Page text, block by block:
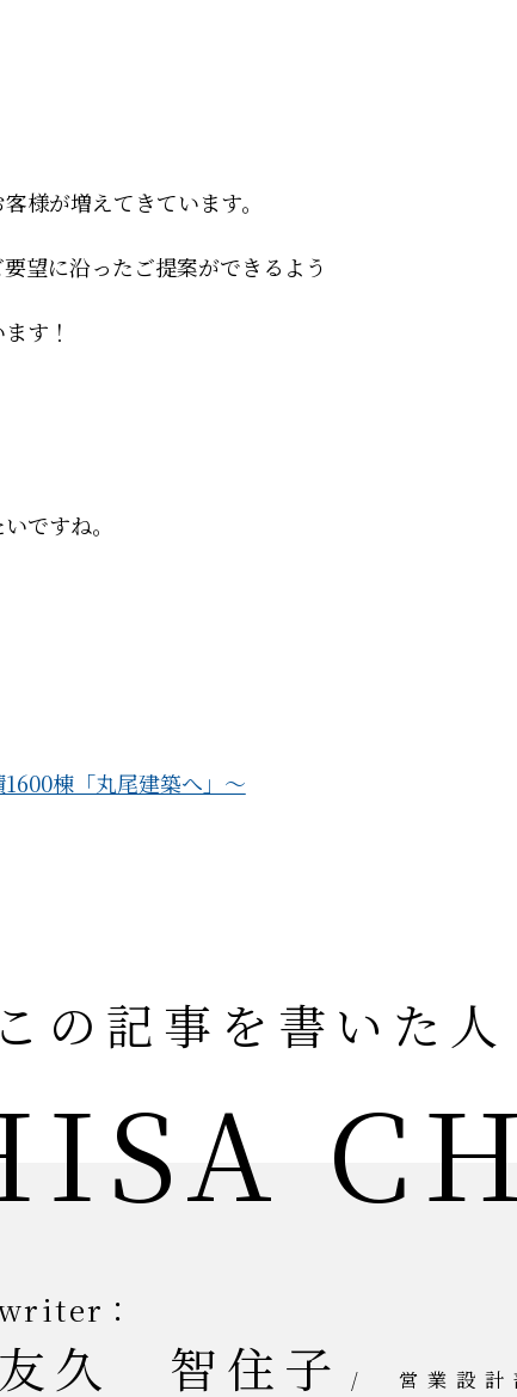
様が増えてきています。
望に沿ったご提案ができるよう
す！
ですね。
棟「丸尾建築へ」～
この記事を書いた人
：
友久 智住子 / 営業設